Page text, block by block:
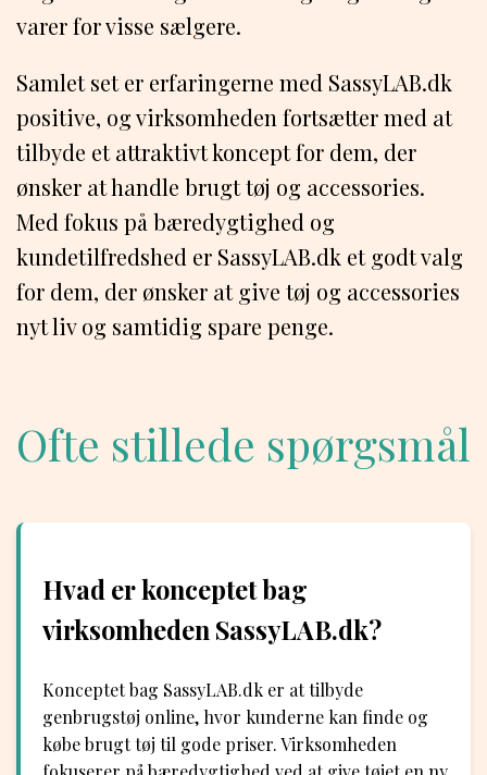
varer for visse sælgere.
Samlet set er erfaringerne med SassyLAB.dk
positive, og virksomheden fortsætter med at
tilbyde et attraktivt koncept for dem, der
ønsker at handle brugt tøj og accessories.
Med fokus på bæredygtighed og
kundetilfredshed er SassyLAB.dk et godt valg
for dem, der ønsker at give tøj og accessories
nyt liv og samtidig spare penge.
Ofte stillede spørgsmål
Hvad er konceptet bag
virksomheden SassyLAB.dk?
Konceptet bag SassyLAB.dk er at tilbyde
genbrugstøj online, hvor kunderne kan finde og
købe brugt tøj til gode priser. Virksomheden